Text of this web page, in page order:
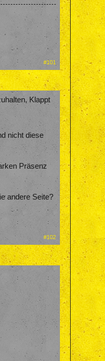
#101
Klappt
nicht diese
Präsenz
andere Seite?
#102